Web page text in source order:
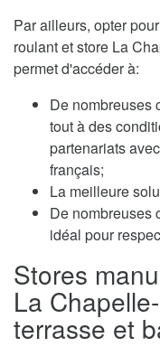
Par ailleurs, opter
roulant et store La
permet d'accéder à:
De nombreuses
tout à des
partenariats
français;
La meilleure
De nombreuses
idéal pour
Stores
La
terrasse et